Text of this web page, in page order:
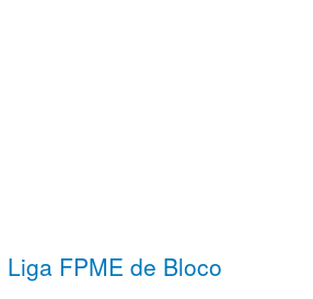
Liga FPME de Bloco